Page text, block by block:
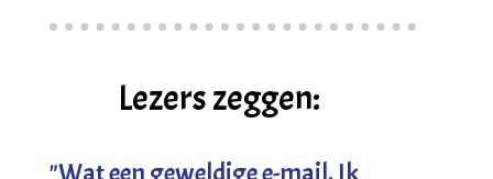
Lezers zeggen:
"Wat een geweldige e-mail. Ik